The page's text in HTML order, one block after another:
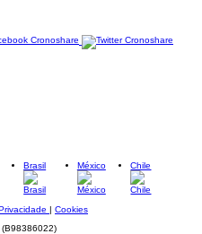
Brasil México Chile
| Cookies